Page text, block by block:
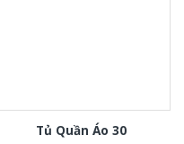
Tủ Quần Áo 30